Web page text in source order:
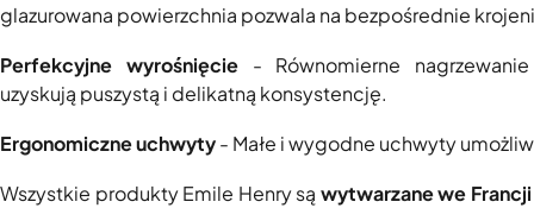
glazurowana powierzchnia pozwala na bezpośrednie
Perfekcyjne wyrośnięcie- Równomierne
uzyskują puszystą i delikatną konsystencję.
Ergonomiczne uchwyty- Małe i wygodne uchwyty
Wszystkie produkty Emile Henry są wytwarzane we